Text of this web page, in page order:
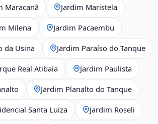
Maracanã Jardim Maristela
Milena Jardim Pacaembu
da Usina Jardim Paraíso do Tanque
Real Atibaia Jardim Paulista
Jardim Planalto do Tanque
Santa Luiza Jardim Roseli